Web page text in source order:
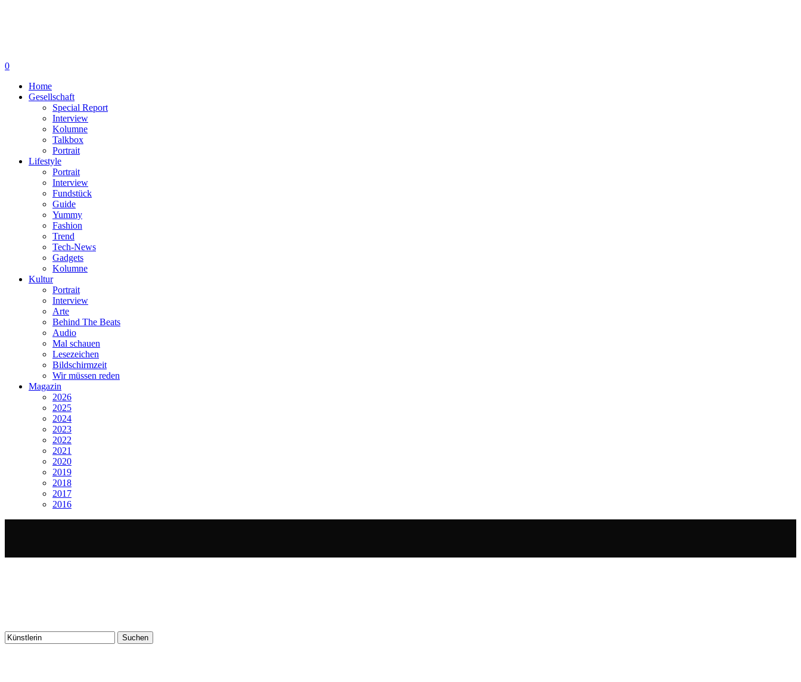
0
Home
Gesellschaft
Special Report
Interview
Kolumne
Talkbox
Portrait
Lifestyle
Portrait
Interview
Fundstück
Guide
Yummy
Fashion
Trend
Tech-News
Gadgets
Kolumne
Kultur
Portrait
Interview
Arte
Behind The Beats
Audio
Mal schauen
Lesezeichen
Bildschirmzeit
Wir müssen reden
Magazin
2026
2025
2024
2023
2022
2021
2020
2019
2018
2017
2016
Suchen
nach: